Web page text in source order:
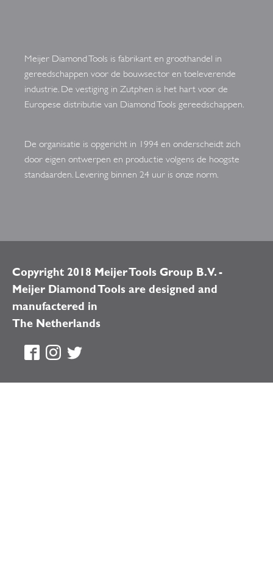
Meijer Diamond Tools is fabrikant en groothandel in
gereedschappen voor de bouwsector en toeleverende
industrie. De vestiging in Zutphen is het hart voor de
Europese distributie van Diamond Tools gereedschappen.
De organisatie is opgericht in 1994 en onderscheidt zich
door eigen ontwerpen en productie volgens de hoogste
standaarden. Levering binnen 24 uur is onze norm.
Copyright 2018 Meijer Tools Group B.V. -
Meijer Diamond Tools are designed and
manufactered in
The Netherlands